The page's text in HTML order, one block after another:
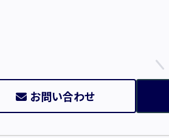
お問い合わせ